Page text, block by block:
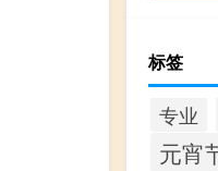
标签
专业
元宵